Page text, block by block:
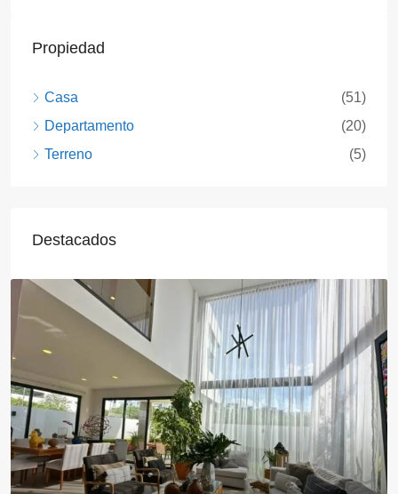
Propiedad
Casa
(51)
Departamento
(20)
Terreno
(5)
Destacados